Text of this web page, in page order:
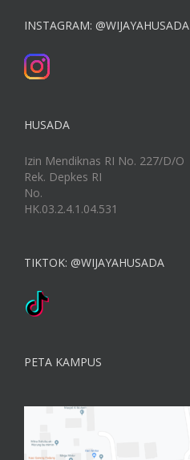
INSTAGRAM: @WIJAYAHUSADA
HUSADA
Izin Mendiknas RI No. 227/D/O
Rek. Depkes RI
No.
HK.03.2.4.1.04.531
TIKTOK: @WIJAYAHUSADA
PETA KAMPUS